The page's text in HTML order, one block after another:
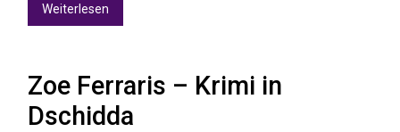
Weiterlesen
Zoe Ferraris – Krimi in
Dschidda